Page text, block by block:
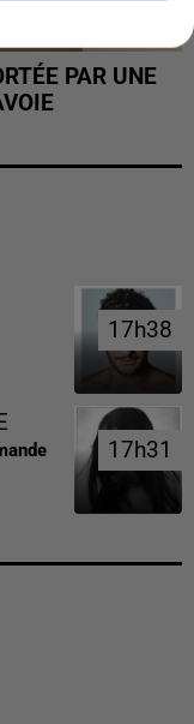
PAR UNE
17h38
17h38
17h31
17h31